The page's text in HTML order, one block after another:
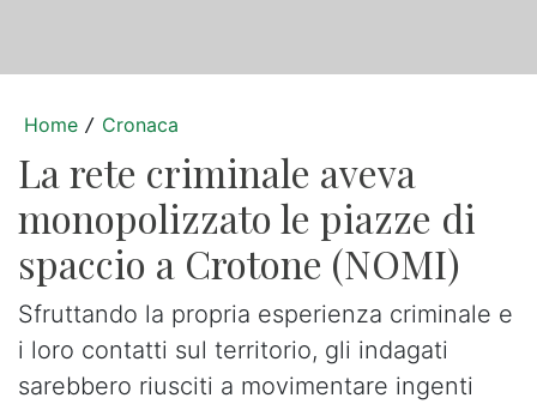
Home / Cronaca
La rete criminale aveva
monopolizzato le piazze di
spaccio a Crotone (NOMI)
Sfruttando la propria esperienza criminale e
i loro contatti sul territorio, gli indagati
sarebbero riusciti a movimentare ingenti